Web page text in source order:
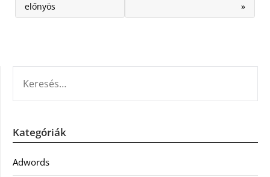
előnyös
»
Kategóriák
Adwords